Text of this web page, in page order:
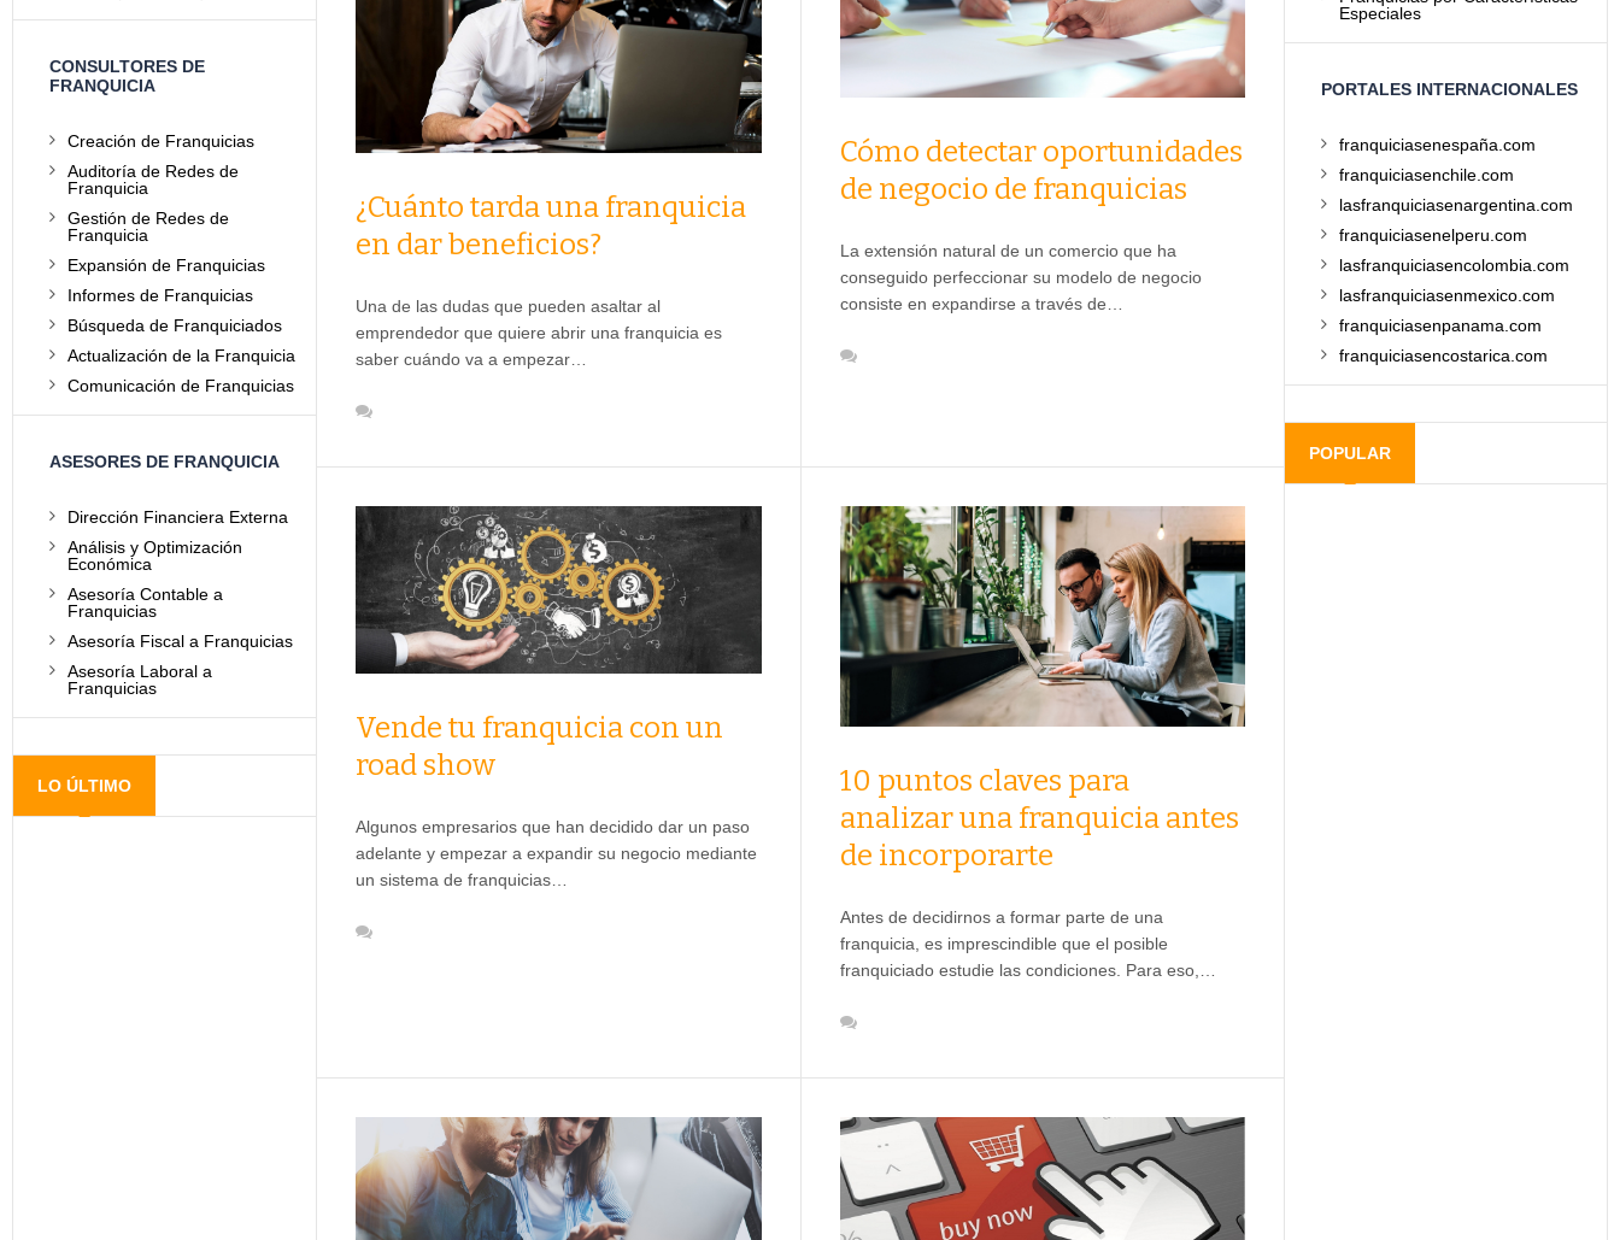
¿Cuánto tarda una franquicia
en dar beneficios?
Una de las dudas que pueden asaltar al
emprendedor que quiere abrir una franquicia es
saber cuándo va a empezar…
Cómo detectar oportunidades
de negocio de franquicias
La extensión natural de un comercio que ha
conseguido perfeccionar su modelo de negocio
consiste en expandirse a través de…
Vende tu franquicia con un
road show
Algunos empresarios que han decidido dar un paso
adelante y empezar a expandir su negocio mediante
un sistema de franquicias…
10 puntos claves para
analizar una franquicia antes
de incorporarte
Antes de decidirnos a formar parte de una
franquicia, es imprescindible que el posible
franquiciado estudie las condiciones. Para eso,…
Especiales
PORTALES INTERNACIONALES
franquiciasenespaña.com
franquiciasenchile.com
lasfranquiciasenargentina.com
franquiciasenelperu.com
lasfranquiciasencolombia.com
lasfranquiciasenmexico.com
franquiciasenpanama.com
franquiciasencostarica.com
POPULAR
CONSULTORES DE
FRANQUICIA
Creación de Franquicias
Auditoría de Redes de
Franquicia
Gestión de Redes de
Franquicia
Expansión de Franquicias
Informes de Franquicias
Búsqueda de Franquiciados
Actualización de la Franquicia
Comunicación de Franquicias
ASESORES DE FRANQUICIA
Dirección Financiera Externa
Análisis y Optimización
Económica
Asesoría Contable a
Franquicias
Asesoría Fiscal a Franquicias
Asesoría Laboral a
Franquicias
LO ÚLTIMO